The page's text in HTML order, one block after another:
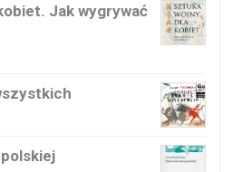
Jak wygrywać